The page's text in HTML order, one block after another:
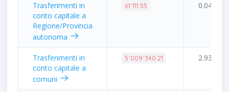
Trasferimenti in
conto capitale a
Regione/Provincia
autonoma
61˙111.55 0.04%
Trasferimenti in
conto capitale a
comuni
5˙009˙340.21 2.93%